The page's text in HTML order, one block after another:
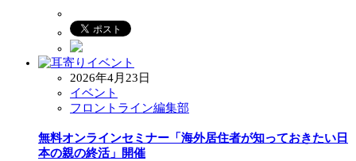
2026年4月23日
イベント
フロントライン編集部
無料オンラインセミナー「海外居住者が知っておきたい日
本の親の終活」開催